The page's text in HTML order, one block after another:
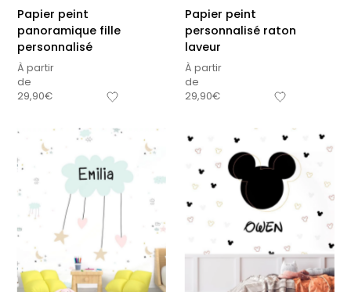
Papier peint
panoramique fille
personnalisé
À partir
de
29,90€
Papier peint
personnalisé raton
laveur
À partir
de
29,90€